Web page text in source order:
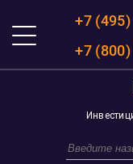
+7
+7